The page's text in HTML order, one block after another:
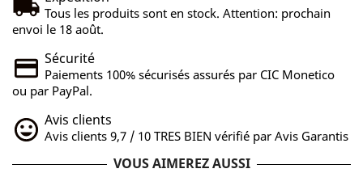
Tous les produits sont en stock. Attention: prochain
envoi le 18 août.
Sécurité
Paiements 100% sécurisés assurés par CIC Monetico
ou par PayPal.
Avis clients
Avis clients 9,7 / 10 TRES BIEN vérifié par Avis Garantis
VOUS AIMEREZ AUSSI